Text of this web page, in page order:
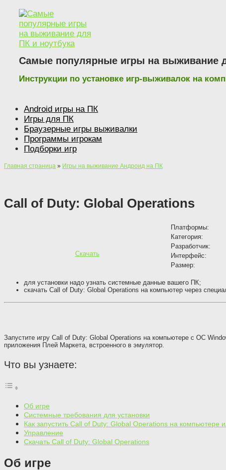
Наверх
Самые популярные игры на выживание
Инструкции по установке игр-выживалок на
Android игры на ПК
Игры для ПК
Браузерные игры выживалки
Программы игрокам
Подборки игр
Главная страница » Игры на выживание Андроид на ПК
Call of Duty: Global Operations
Скачать
Платформы:
Категория:
Разработчик:
Интерфейс:
Размер:
для установки надо узнать системные данные вашего ПК;
скачать Call of Duty: Global Operations на компьютер через
Запустите игру Call of Duty: Global Operations на компьютере с ОС
приложения Плей Маркета, встроенного в эмулятор.
Что вы узнаете:
Об игре
Системные требования для установки
Как запустить Call of Duty: Global Operations на компьютере
Управление
Скачать Call of Duty: Global Operations
Об игре